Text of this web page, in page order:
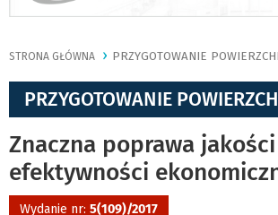
STRONA GŁÓWNA PRZYGOTOWANIE
PRZYGOTOWANIE
Znaczna poprawa
efektywności
Wydanie nr: 5(109)/2017